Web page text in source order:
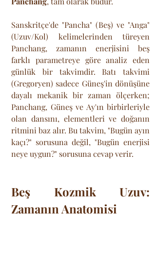
Sanskritçe'de "Pancha" (Beş) ve "Anga"
(Uzuv/Kol) kelimelerinden türeyen
Panchang, zamanın enerjisini beş
farklı parametreye göre analiz eden
günlük bir takvimdir. Batı takvimi
(Gregoryen) sadece Güneş'in dönüşüne
dayalı mekanik bir zaman ölçerken;
Panchang, Güneş ve Ay'ın birbirleriyle
olan dansını, elementleri ve doğanın
ritmini baz alır. Bu takvim, "Bugün ayın
kaçı?" sorusuna değil, "Bugün enerjisi
neye uygun?" sorusuna cevap verir.
Beş Kozmik Uzuv:
Zamanın Anatomisi